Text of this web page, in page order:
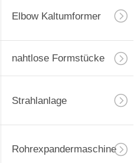
Elbow Kaltumformer
nahtlose Formstücke
Strahlanlage
Rohrexpandermaschine